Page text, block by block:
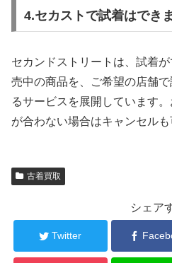
4.セカストで試着はでき
セカンドストリートは、試着
売中の商品を、ご希望の店舗
るサービスを展開しています
が合わない場合はキャンセルも
古着買取
シェア
Twitter